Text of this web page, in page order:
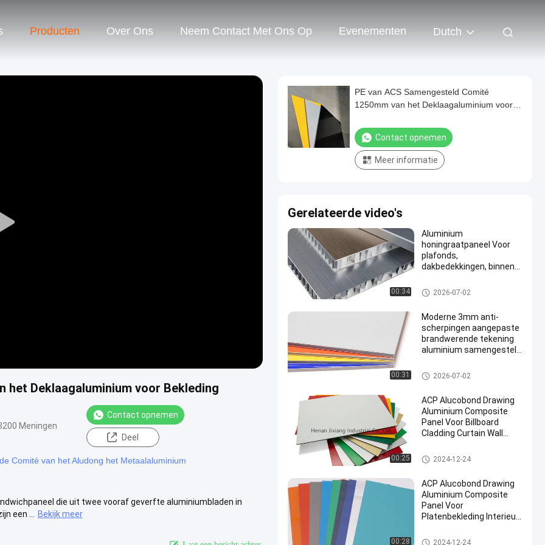
Producten Over Ons Neem Contact Met Ons Op Evenementen Dutch
Play
het Deklaagaluminium voor Bekleding
Meningen
Contact opnemen
Deel
Comité van het Aludong het Metaalaluminium
die uit twee vooraf geverfte aluminiumbladen in
een ...
Bekijk meer
PE van ACS Samengesteld Comité
1250mm van het Deklaagaluminium voor
Contact opnemen
Meer informatie
Gerelateerde video's
00:34
Aluminium
honingraatpaneel Voor
plafonds,
dakbedekkingen, binnen-
PE Aluminium Samengesteld
Comité
2026-07-02
00:31
Moderne 3mm anti-
scherpingen aangepaste
brandwerende tekening
aluminium samengesteld
daken binnen onderdak
PVDF-Aluminium Samengestel
d Comité
2026-07-02
00:25
ACP Alucobond Drawing
Aluminium Composite
Panel Voor Billboard
Cladding Curtain Wall
Aluminium composiet paneel
2024-12-24
00:28
ACP Alucobond Drawing
Aluminium Composite
Panel Voor
Platenbekleding Interieur
Aluminium composiet paneel
2024-12-24